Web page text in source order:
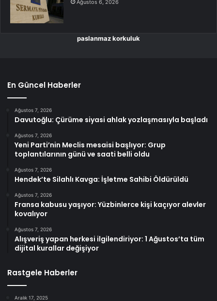
Ağustos 6, 2026
paslanmaz korkuluk
En Güncel Haberler
Ağustos 7, 2026
Davutoğlu: Çürüme siyasi ahlak yozlaşmasıyla başladı
Ağustos 7, 2026
Yeni Parti’nin Meclis mesaisi başlıyor: Grup
toplantılarının günü ve saati belli oldu
Ağustos 7, 2026
Hendek’te Silahlı Kavga: İşletme Sahibi Öldürüldü
Ağustos 7, 2026
Fransa kabusu yaşıyor: Yüzbinlerce kişi kaçıyor alevler
kovalıyor
Ağustos 7, 2026
Alışveriş yapan herkesi ilgilendiriyor: 1 Ağustos’ta tüm
dijital kurallar değişiyor
Rastgele Haberler
Aralık 17, 2025